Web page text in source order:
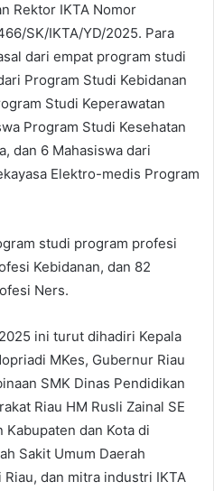
Rektor IKTA Nomor
SK/IKTA/YD/2025. Para
dari empat program studi
Program Studi Kebidanan
Studi Keperawatan
Program Studi Kesehatan
dan 6 Mahasiswa dari
Elektro-medis Program
studi program profesi
Kebidanan, dan 82
Ners.
ini turut dihadiri Kepala
MKes, Gubernur Riau
SMK Dinas Pendidikan
Riau HM Rusli Zainal SE
Kabupaten dan Kota di
Sakit Umum Daerah
dan mitra industri IKTA